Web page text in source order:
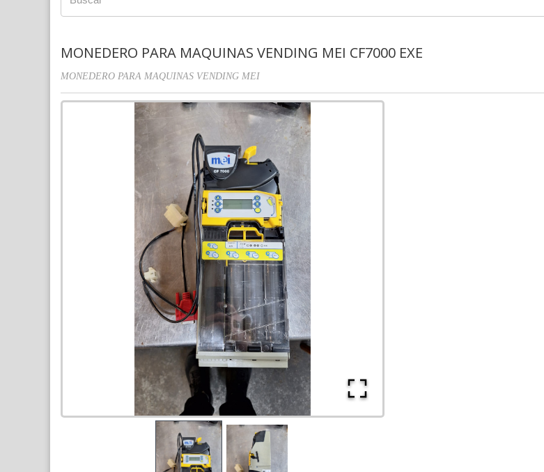
MONEDERO PARA MAQUINAS VENDING MEI CF7000 EXE
MONEDERO PARA MAQUINAS VENDING MEI